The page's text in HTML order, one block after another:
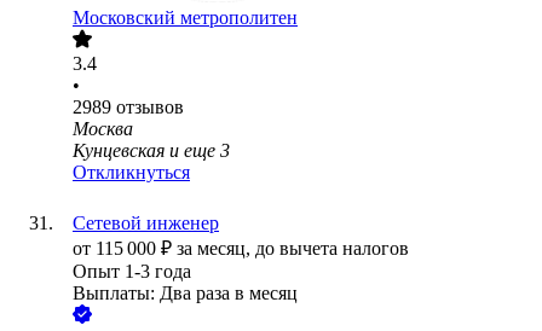
Московский метрополитен
3.4
•
2989 отзывов
Москва
Кунцевская и еще 3
Откликнуться
Сетевой инженер
от 115 000 ₽ за месяц, до вычета налогов
Опыт 1-3 года
Выплаты: Два раза в месяц